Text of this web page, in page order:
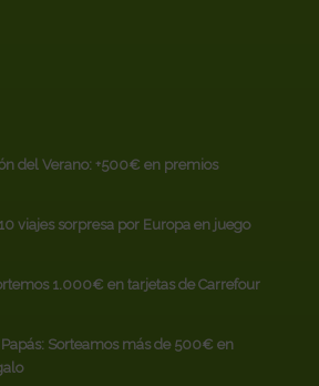
del Verano: +500€ en premios
viajes sorpresa por Europa en juego
1.000€ en tarjetas de Carrefour
Sorteamos más de 500€ en